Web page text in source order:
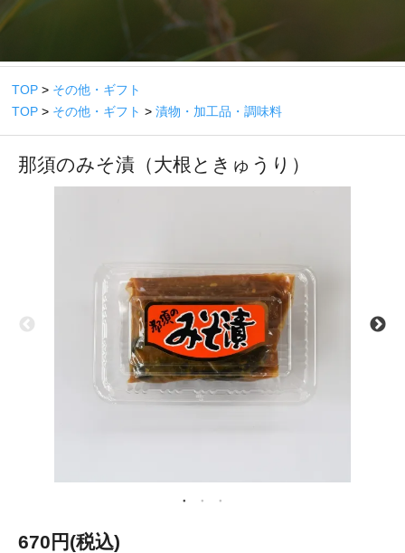
TOP > その他・ギフト
TOP > その他・ギフト > 漬物・加工品・調味料
那須のみそ漬（大根ときゅうり）
670円(税込)